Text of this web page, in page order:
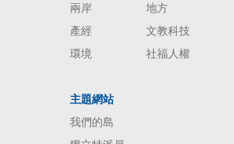
兩岸
地方
產經
文教科技
環境
社福人權
主題網站
我們的島